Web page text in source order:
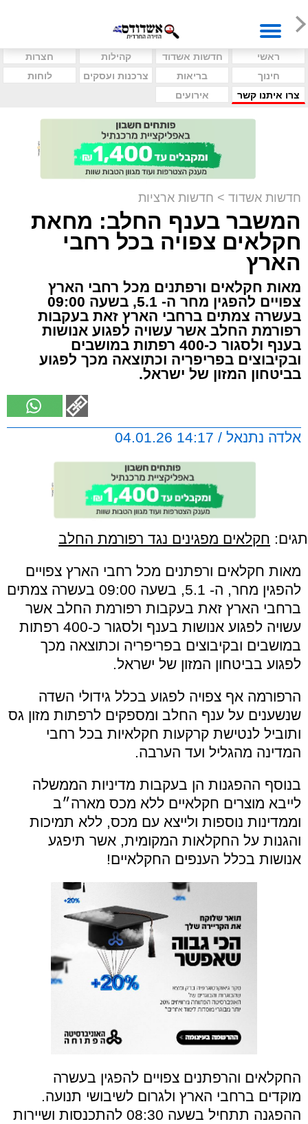
ראשי חדשות אשדוד קהילות
חצרות
חינוך
בריאות צרכנות ועסקים
לוחות
צרו איתנו קשר
אירועים
חדשות אשדוד > חדשות ארציות
המשבר בענף החלב: מחאת
חקלאים צפויה בכל רחבי
הארץ
מאות חקלאים ורפתנים מכל רחבי הארץ
צפויים להפגין מחר ה- 5.1, בשעה 09:00
בעשרה צמתים ברחבי הארץ זאת בעקבות
רפורמת החלב אשר עשויה לפגוע אנושות
בענף ולסגור כ-400 רפתות במושבים
ובקיבוצים בפריפריה וכתוצאה מכך לפגוע
בביטחון המזון של ישראל.
אלדה נתנאל / 14:17 04.01.26
תגים: חקלאים מפגינים נגד רפורמת החלב
מאות חקלאים ורפתנים מכל רחבי הארץ צפויים
להפגין מחר, ה- 5.1, בשעה 09:00 בעשרה צמתים
ברחבי הארץ זאת בעקבות רפורמת החלב אשר
עשויה לפגוע אנושות בענף ולסגור כ-400 רפתות
במושבים ובקיבוצים בפריפריה וכתוצאה מכך
לפגוע בביטחון המזון של ישראל.
הרפורמה אף צפויה לפגוע בכלל גידולי השדה
שנשענים על ענף החלב ומספקים לרפתות מזון גס
ותוביל לנטישת קרקעות חקלאיות בכל רחבי
המדינה מהגליל ועד הערבה.
בנוסף ההפגנות הן בעקבות מדיניות הממשלה
לייבא מוצרים חקלאיים ללא מכס מארה״ב
וממדינות נוספות ולייצא עם מכס, ללא תמיכות
והגנות על החקלאות המקומית, אשר תיפגע
אנושות בכלל הענפים החקלאיים!
החקלאים והרפתנים צפויים להפגין בעשרה
מוקדים ברחבי הארץ ולגרום לשיבושי תנועה.
ההפגנה תתחיל בשעה 08:30 להתכנסות ושיירות